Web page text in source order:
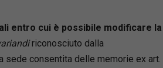
entro cui è possibile modificare la
riconosciuto dalla
sede consentita delle memorie ex art.